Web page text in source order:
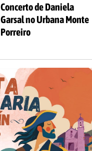
Concerto de Daniela
Garsal no Urbana Monte
Porreiro